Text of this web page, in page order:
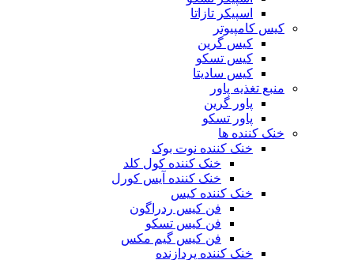
اسپیکر تازاتا
کیس کامپیوتر
کیس گرین
کیس تسکو
کیس سادیتا
منبع تغذیه‌ پاور
پاور گرین
پاور تسکو
خنک کننده ها
خنک کننده نوت بوک
خنک کننده کول کلد
خنک کننده آیس کورل
خنک کننده کیس
فن کیس ردراگون
فن کیس تسکو
فن کیس گیم مکس
خنک کننده پردازنده